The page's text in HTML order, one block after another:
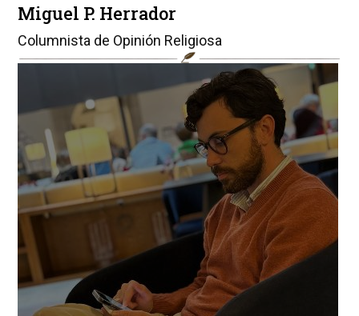
Miguel P. Herrador
Columnista de Opinión Religiosa